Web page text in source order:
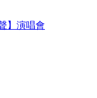
】演唱會